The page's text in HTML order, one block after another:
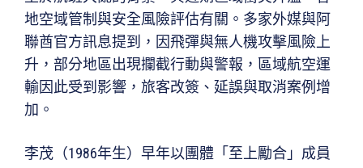
地空域管制與安全風險評估有關。多家外媒與阿
聯酋官方訊息提到，因飛彈與無人機攻擊風險上
升，部分地區出現攔截行動與警報，區域航空運
輸因此受到影響，旅客改簽、延誤與取消案例增
加。
李茂（1986年生）早年以團體「至上勵合」成員